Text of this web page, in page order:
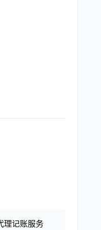
理记账服务